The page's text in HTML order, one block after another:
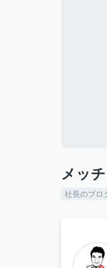
メッ
社長のブロ